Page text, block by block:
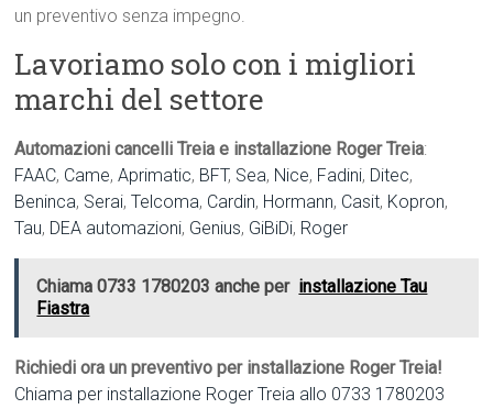
un preventivo senza impegno.
Lavoriamo solo con i migliori
marchi del settore
Automazioni cancelli Treia e installazione Roger Treia:
FAAC, Came,Aprimatic, BFT, Sea, Nice, Fadini, Ditec,
Beninca, Serai,Telcoma, Cardin, Hormann, Casit, Kopron,
Tau, DEA automazioni, Genius, GiBiDi, Roger
Chiama 0733 1780203 anche per installazione Tau
Fiastra
Richiedi ora un preventivo per installazione Roger Treia!
Chiama per installazione Roger Treia allo 0733 1780203